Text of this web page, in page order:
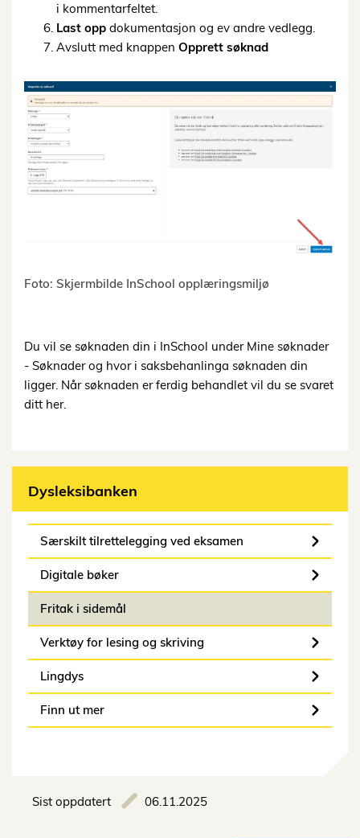
i kommentarfeltet.
Last opp dokumentasjon og ev andre vedlegg.
Avslutt med knappen Opprett søknad
Foto: Skjermbilde InSchool opplæringsmiljø
Du vil se søknaden din i InSchool under Mine søknader
- Søknader og hvor i saksbehanlinga søknaden din
ligger. Når søknaden er ferdig behandlet vil du se svaret
ditt her.
Dysleksibanken
Særskilt tilrettelegging ved eksamen
Digitale bøker
Fritak i sidemål
Verktøy for lesing og skriving
Lingdys
Finn ut mer
Sist oppdatert 06.11.2025